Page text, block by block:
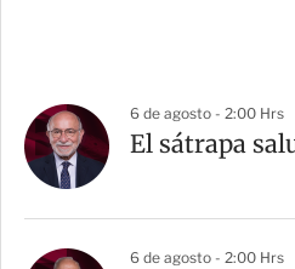
6 de agosto - 2:00 Hrs
El sátrapa
6 de agosto - 2:00 Hrs